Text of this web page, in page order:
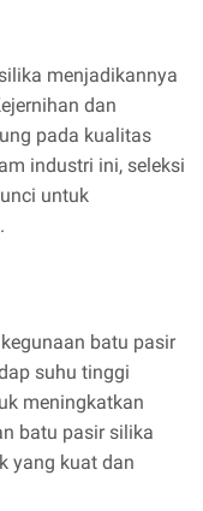
menjadikannya
dan
pada kualitas
industri ini, seleksi
untuk
batu pasir
suhu tinggi
meningkatkan
batu pasir silika
yang kuat dan